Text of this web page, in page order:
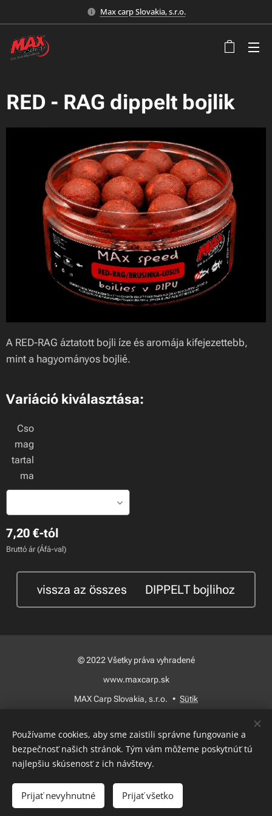
Max carp Slovakia, s.r.o.
RED - RAG dippelt bojlik
A RED-RAG áztatott bojli íze és aromája kifejezettebb,
mint a hagyományos bojlié.
Variáció kiválasztása:
Cso
mag
tartal
ma
7,20 €-tól
Bruttó ár (Áfá-val)
Kosárba
vissza az összes 🍃DIPPELT bojlihoz
© 2022 Všetky práva vyhradené
www.maxcarp.sk
MAX Carp Slovakia, s.r.o.
Sütik
Slovenčina
Magyar
Používame cookies, aby sme zaistili správne fungovanie a
bezpečnosť našich stránok. Tým vám môžeme poskytnúť tú
najlepšiu skúsenosť z ich návštevy.
Prijať nevyhnutné Prijať všetko